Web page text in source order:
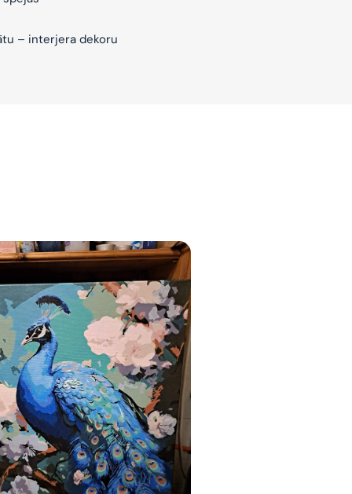
– interjera dekoru